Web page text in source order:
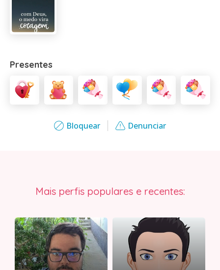
Bloquear Denunciar
Presentes
Mais perfis populares e recentes: